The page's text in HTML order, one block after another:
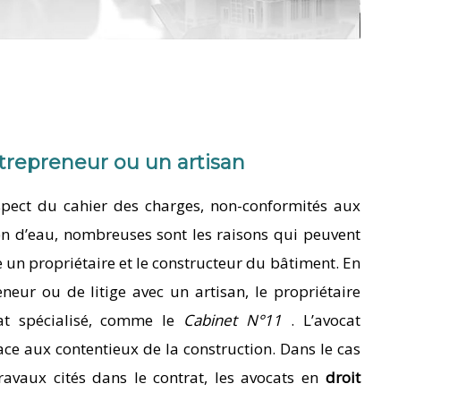
ou un artisan
du cahier des charges, non-conformités aux
d’eau, nombreuses sont les raisons qui peuvent
un propriétaire et le constructeur du bâtiment. En
ou de litige avec un artisan, le propriétaire
spécialisé, comme le Cabinet N°11 . L’avocat
aux contentieux de la construction. Dans le cas
cités dans le contrat, les avocats en droit